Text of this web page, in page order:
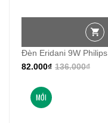
Đèn Eridani 9W Philips
136.000₫
82.000₫
MỚI